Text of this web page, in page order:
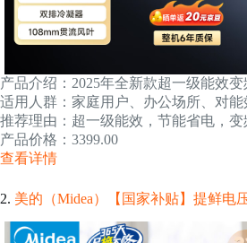
产品介绍：2025年全新款超一级能效
适用人群：家庭用户、办公场所、对能
推荐理由：超一级能效，节能省电，
产品价格：3399.00
查看详情
2. 美的（Midea）【国家补贴】提鲜电